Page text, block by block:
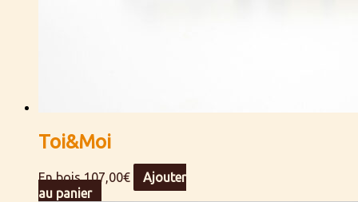
Toi&Moi
En bois107,00€
Ajouter
au panier